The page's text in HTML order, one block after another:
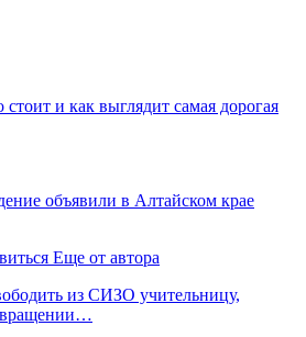
стоит и как выглядит самая дорогая
объявили в Алтайском крае
Еще от автора
из СИЗО учительницу,